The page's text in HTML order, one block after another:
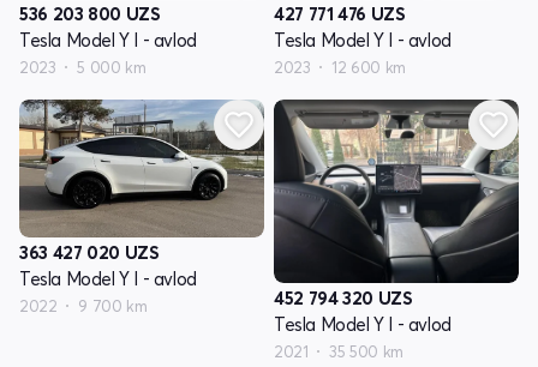
536 203 800 UZS
Tesla Model Y I - avlod
2023 5 000 km
427 771 476 UZS
Tesla Model Y I - avlod
2023 12 600 km
363 427 020 UZS
Tesla Model Y I - avlod
2022 9 700 km 452 794 320 UZS
Tesla Model Y I - avlod
2021 35 500 km